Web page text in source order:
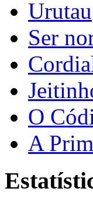
Urutau
Ser
O
A